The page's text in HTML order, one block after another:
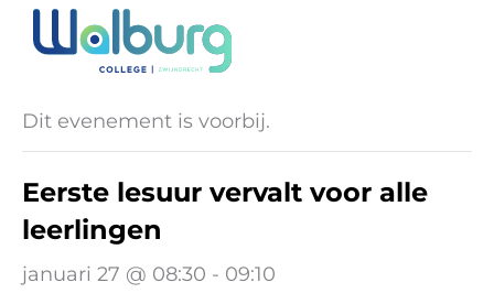
naar
inhoud
« Alle Evenementen
Dit evenement is voorbij.
Eerste lesuur vervalt voor alle
leerlingen
januari 27 @ 08:30 - 09:10